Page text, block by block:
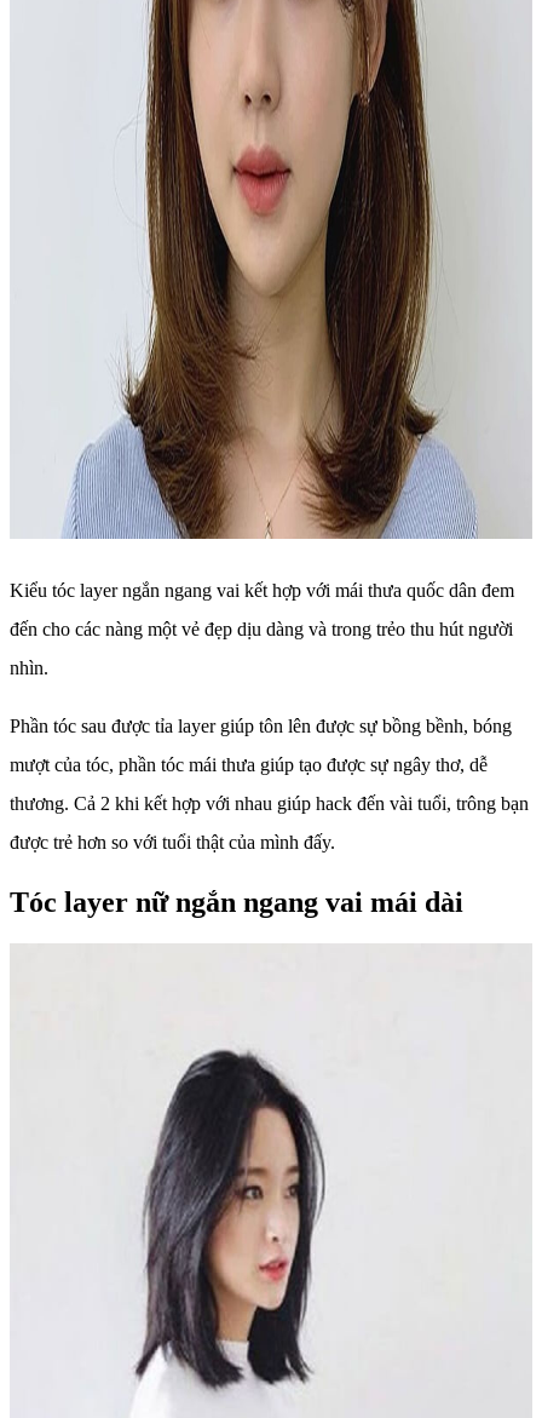
Kiểu tóc layer ngắn ngang vai kết hợp với mái thưa quốc dân đem
đến cho các nàng một vẻ đẹp dịu dàng và trong trẻo thu hút người
nhìn.
Phần tóc sau được tỉa layer giúp tôn lên được sự bồng bềnh, bóng
mượt của tóc, phần tóc mái thưa giúp tạo được sự ngây thơ, dễ
thương. Cả 2 khi kết hợp với nhau giúp hack đến vài tuổi, trông bạn
được trẻ hơn so với tuổi thật của mình đấy.
Tóc layer nữ ngắn ngang vai mái dài